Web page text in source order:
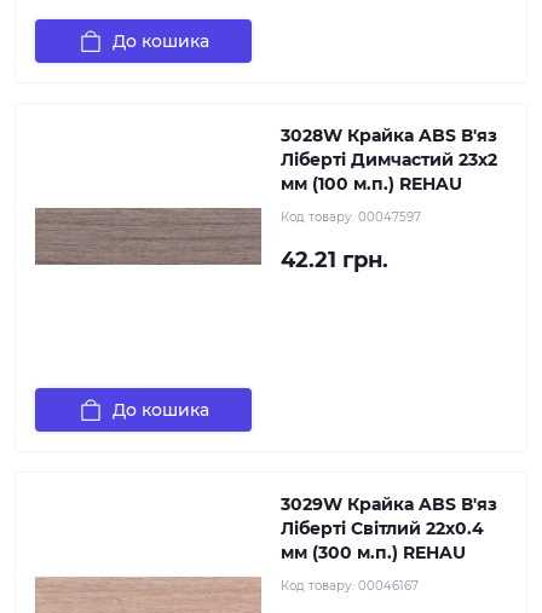
До кошика
3028W Крайка ABS В'яз
Ліберті Димчастий 23х2
мм (100 м.п.) REHAU
Код товару: 00047597
42.21 грн.
До кошика
3029W Крайка ABS В'яз
Ліберті Світлий 22х0.4
мм (300 м.п.) REHAU
Код товару: 00046167